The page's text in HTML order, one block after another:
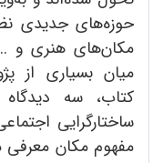
حوزه‌های جدیدی
مکان‌های هنری و
میان بسیاری از
کتاب، سه
ساختارگرایی
مفهوم مکان معرفی